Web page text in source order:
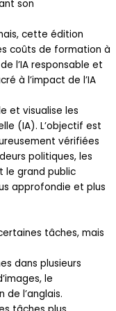
son
cette édition
coûts de formation à
l’IA responsable et
à l’impact de l’IA
et visualise les
(IA). L’objectif est
vérifiées
politiques, les
le grand public
approfondie et plus
certaines tâches, mais
dans plusieurs
le
l’anglais.